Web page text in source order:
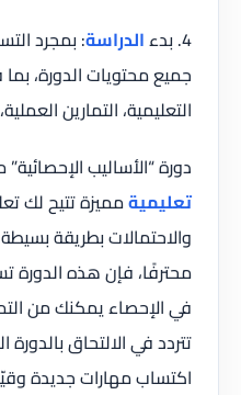
4. بدء
الدراسة: بمجرد
جميع محتويات الدورة،
التعليمية، التمارين
دورة “الأساليب
تعليميةمميزة تتيح لك
والاحتمالات بطريقة
محترفًا، فإن هذه
في الإحصاء يمكنك من
تتردد في الالتحاق
اكتساب مهارات جديدة